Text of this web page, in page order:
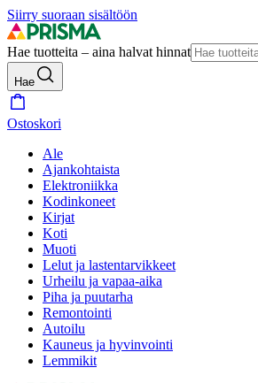
Siirry suoraan sisältöön
Hae tuotteita – aina halvat hinnat
Hae
Ostoskori
Ale
Ajankohtaista
Elektroniikka
Kodinkoneet
Kirjat
Koti
Muoti
Lelut ja lastentarvikkeet
Urheilu ja vapaa-aika
Piha ja puutarha
Remontointi
Autoilu
Kauneus ja hyvinvointi
Lemmikit